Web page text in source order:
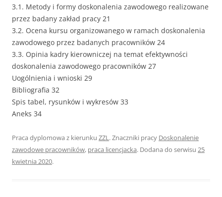
3.1. Metody i formy doskonalenia zawodowego realizowane
przez badany zakład pracy 21
3.2. Ocena kursu organizowanego w ramach doskonalenia
zawodowego przez badanych pracowników 24
3.3. Opinia kadry kierowniczej na temat efektywności
doskonalenia zawodowego pracowników 27
Uogólnienia i wnioski 29
Bibliografia 32
Spis tabel, rysunków i wykresów 33
Aneks 34
Praca dyplomowa z kierunku ZZL. Znaczniki pracy Doskonalenie
zawodowe pracowników, praca licencjacka. Dodana do serwisu 25
kwietnia 2020.